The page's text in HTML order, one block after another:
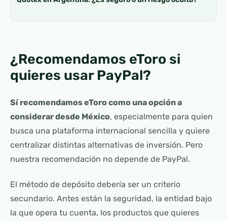
¿Recomendamos eToro si
quieres usar PayPal?
Sí recomendamos eToro como una opción a
considerar desde México, especialmente para quien
busca una plataforma internacional sencilla y quiere
centralizar distintas alternativas de inversión. Pero
nuestra recomendación no depende de PayPal.
El método de depósito debería ser un criterio
secundario. Antes están la seguridad, la entidad bajo
la que opera tu cuenta, los productos que quieres